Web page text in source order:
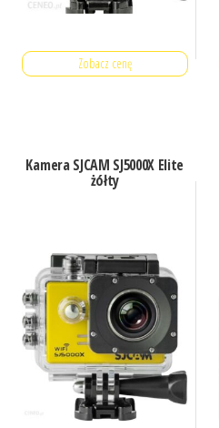
Zobacz cenę
Kamera SJCAM SJ5000X Elite
żółty